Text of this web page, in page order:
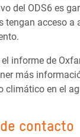
del ODS6 es
tengan acceso a
informe de
más
climático en el
contacto